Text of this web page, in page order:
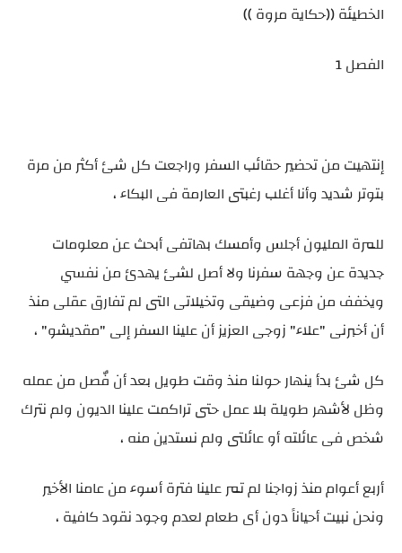
الخطيئة ((حكاية مروة ))
الفصل 1
إنتهيت من تحضير حقائب السفر وراجعت كل شئ أكثر من مرة
بتوتر شديد وأنا أغلب رغبتى العارمة فى البكاء ،
للمرة المليون أجلس وأمسك بهاتفى أبحث عن معلومات
جديدة عن وجهة سفرنا ولا أصل لشئ يهدئ من نفسي
ويخفف من فزعى وضيقى وتخيلاتى التى لم تفارق عقلى منذ
أن أخبرنى "علاء" زوجى العزيز أن علينا السفر إلى "مقديشو" ،
كل شئ بدأ ينهار حولنا منذ وقت طويل بعد أن فٌصل من عمله
وظل لأشهر طويلة بلا عمل حتى تراكمت علينا الديون ولم نترك
شخص فى عائلته أو عائلتى ولم نستدين منه ،
أربع أعوام منذ زواجنا لم تمر علينا فترة أسوء من عامنا الأخير
ونحن نبيت أحياناً دون أى طعام لعدم وجود نقود كافية ،